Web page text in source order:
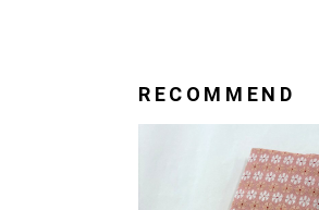
RECOMMEND